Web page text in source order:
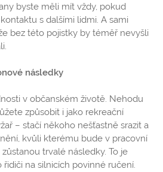
byste měli mít vždy, pokud
s dalšími lidmi. A sami
bez této pojistky by téměř nevyšli
následky
v občanském životě. Nehodu
způsobit i jako rekreační
– stačí někoho nešťastně srazit a
kvůli kterému bude v pracovní
trvalé následky. To je
na silnicích povinné ručení.